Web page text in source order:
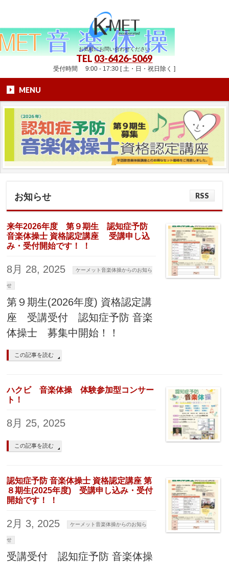
お気軽にお問い合わせください
TEL03-6426-5069
受付時間 9:00 - 17:30 [ 土・日・祝日除く ]
MENU
お知らせ RSS
来年2026年度 第９期生 認知症予防
音楽体操士 資格認定講座 受講申し込
み・受付開始です！ ！
8月 28, 2025 ケーメット音楽体操からのお知ら
せ
第９期生(2026年度) 資格認定講
座 受講受付 認知症予防 音楽
体操士 募集中開始！！
この記事を読む
ハクビ 音楽体操 体験参加型コンサー
ト！
8月 25, 2025
この記事を読む
認知症予防 音楽体操士 資格認定講座 第
８期生(2025年度) 受講申し込み・受付
開始です！ ！
2月 3, 2025 ケーメット音楽体操からのお知ら
せ
受講受付 認知症予防 音楽体操